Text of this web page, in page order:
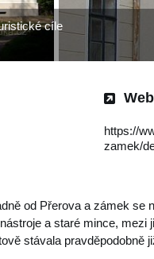
Web
https://
zamek/
od Přerova a zámek
a staré mince,
stávala
cíle